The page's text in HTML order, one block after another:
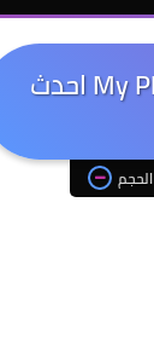
تحميل لعبة ماي بلاي هوم المستشفى مجانا My PlayHome Hospital APK احدث
الحجم